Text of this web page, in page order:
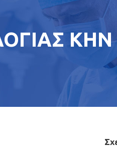
ΚΗΝ